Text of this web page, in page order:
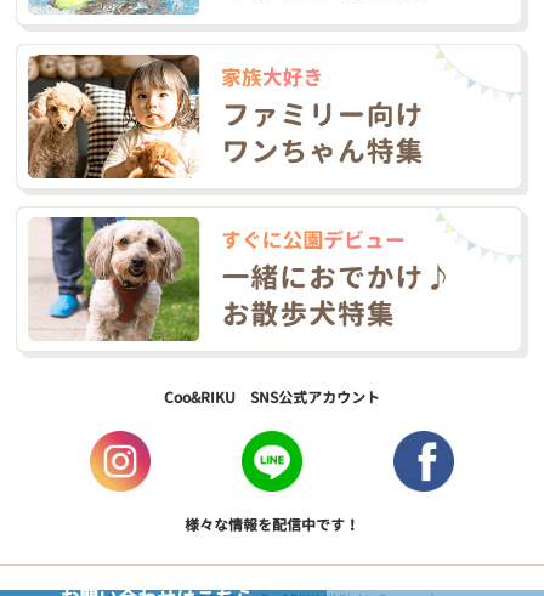
Coo&RIKU SNS公式アカウント
様々な情報を配信中です！